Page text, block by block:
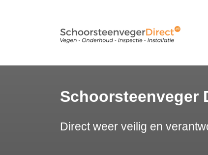
Schoorsteenveger
Direct weer veilig en